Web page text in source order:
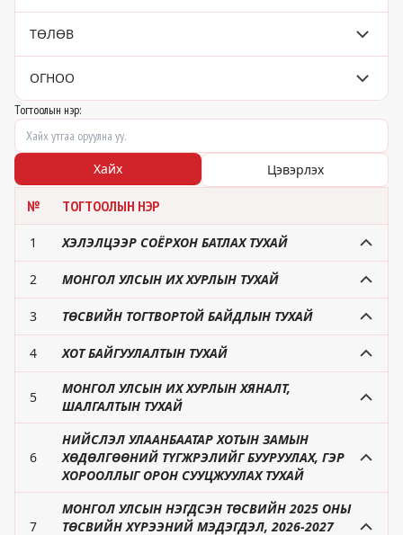
ТӨЛӨВ
ОГНОО
Тогтоолын нэр:
Хайх Цэвэрлэх
№ ТОГТООЛЫН НЭР
1 ХЭЛЭЛЦЭЭР СОЁРХОН БАТЛАХ ТУХАЙ
2 МОНГОЛ УЛСЫН ИХ ХУРЛЫН ТУХАЙ
3 ТӨСВИЙН ТОГТВОРТОЙ БАЙДЛЫН ТУХАЙ
4 ХОТ БАЙГУУЛАЛТЫН ТУХАЙ
5
МОНГОЛ УЛСЫН ИХ ХУРЛЫН ХЯНАЛТ,
ШАЛГАЛТЫН ТУХАЙ
6
НИЙСЛЭЛ УЛААНБААТАР ХОТЫН ЗАМЫН
ХӨДӨЛГӨӨНИЙ ТҮГЖРЭЛИЙГ БУУРУУЛАХ, ГЭР
ХОРООЛЛЫГ ОРОН СУУЦЖУУЛАХ ТУХАЙ
7
МОНГОЛ УЛСЫН НЭГДСЭН ТӨСВИЙН 2025 ОНЫ
ТӨСВИЙН ХҮРЭЭНИЙ МЭДЭГДЭЛ, 2026-2027